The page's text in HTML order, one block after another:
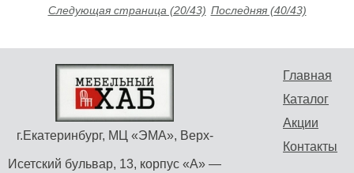
Следующая страница (20/43) Последняя (40/43)
Главная
Каталог
Акции
Контакты
г.Екатеринбург, МЦ «ЭМА», Верх-
Исетский бульвар, 13, корпус «А» —